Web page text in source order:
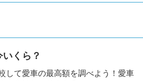
くら？
して愛車の最高額を調べよう！愛車